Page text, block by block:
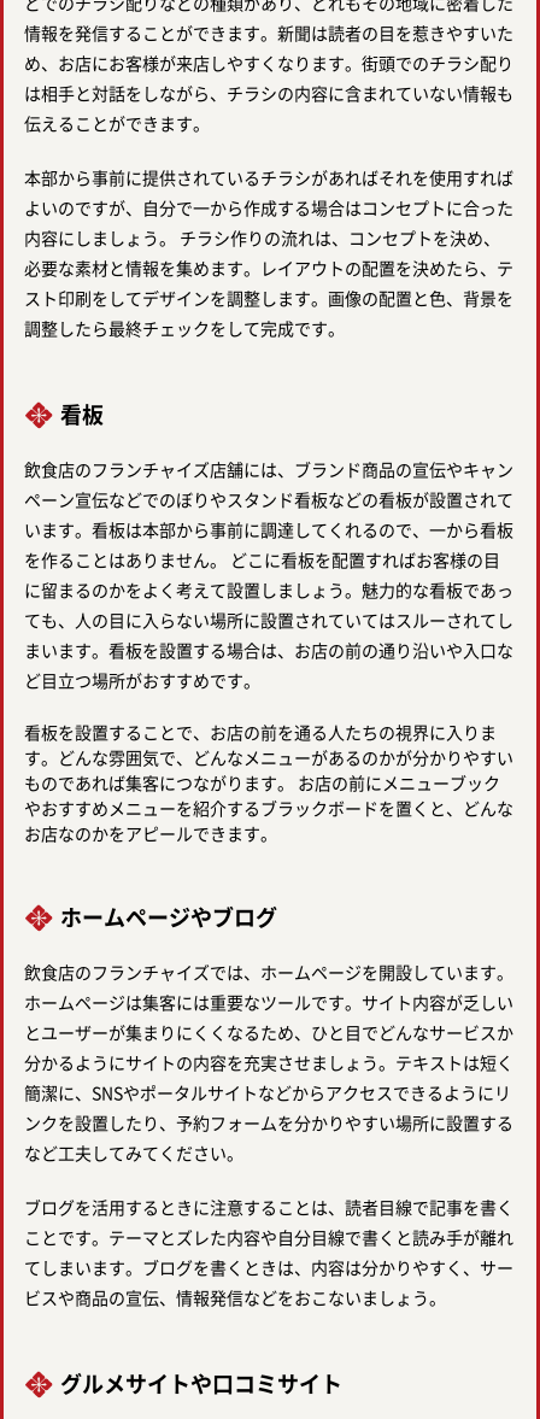
情報を発信することができます。新聞は読者の目を惹きやすいた
め、お店にお客様が来店しやすくなります。街頭でのチラシ配り
は相手と対話をしながら、チラシの内容に含まれていない情報も
伝えることができます。
本部から事前に提供されているチラシがあればそれを使用すれば
よいのですが、自分で一から作成する場合はコンセプトに合った
内容にしましょう。 チラシ作りの流れは、コンセプトを決め、
必要な素材と情報を集めます。レイアウトの配置を決めたら、テ
スト印刷をしてデザインを調整します。画像の配置と色、背景を
調整したら最終チェックをして完成です。
看板
飲食店のフランチャイズ店舗には、ブランド商品の宣伝やキャン
ペーン宣伝などでのぼりやスタンド看板などの看板が設置されて
います。看板は本部から事前に調達してくれるので、一から看板
を作ることはありません。 どこに看板を配置すればお客様の目
に留まるのかをよく考えて設置しましょう。魅力的な看板であっ
ても、人の目に入らない場所に設置されていてはスルーされてし
まいます。看板を設置する場合は、お店の前の通り沿いや入口な
ど目立つ場所がおすすめです。
看板を設置することで、お店の前を通る人たちの視界に入りま
す。どんな雰囲気で、どんなメニューがあるのかが分かりやすい
ものであれば集客につながります。 お店の前にメニューブック
やおすすめメニューを紹介するブラックボードを置くと、どんな
お店なのかをアピールできます。
ホームページやブログ
飲食店のフランチャイズでは、ホームページを開設しています。
ホームページは集客には重要なツールです。サイト内容が乏しい
とユーザーが集まりにくくなるため、ひと目でどんなサービスか
分かるようにサイトの内容を充実させましょう。テキストは短く
簡潔に、SNSやポータルサイトなどからアクセスできるようにリ
ンクを設置したり、予約フォームを分かりやすい場所に設置する
など工夫してみてください。
ブログを活用するときに注意することは、読者目線で記事を書く
ことです。テーマとズレた内容や自分目線で書くと読み手が離れ
てしまいます。ブログを書くときは、内容は分かりやすく、サー
ビスや商品の宣伝、情報発信などをおこないましょう。
グルメサイトや口コミサイト